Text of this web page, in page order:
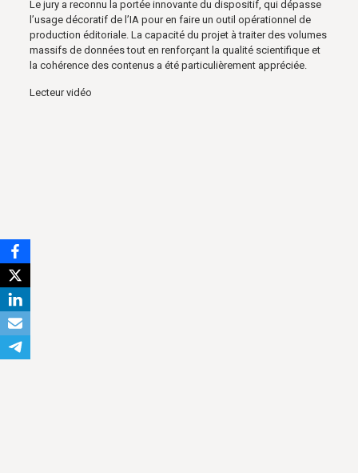
Le jury a reconnu la portée innovante du dispositif, qui dépasse
l’usage décoratif de l’IA pour en faire un outil opérationnel de
production éditoriale. La capacité du projet à traiter des volumes
massifs de données tout en renforçant la qualité scientifique et
la cohérence des contenus a été particulièrement appréciée.
Lecteur vidéo